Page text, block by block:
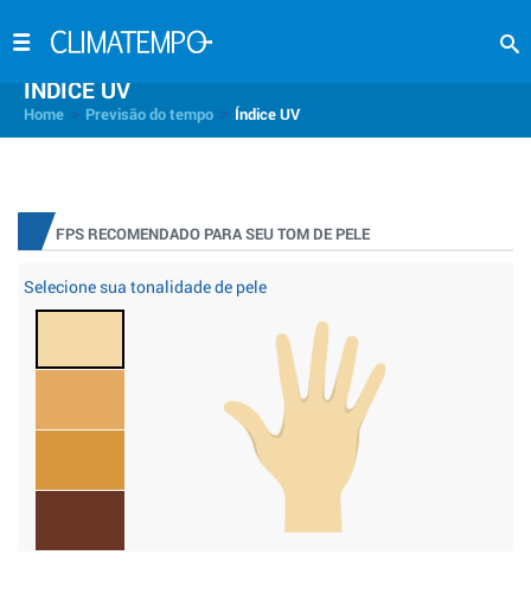
INDICE UV
Home Previsão do tempo Índice UV
FPS RECOMENDADO PARA SEU TOM DE PELE
Selecione sua tonalidade de pele